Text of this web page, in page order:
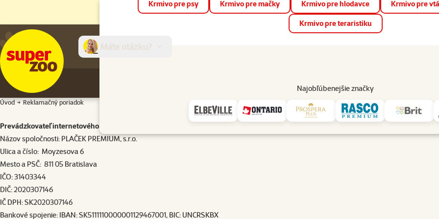
📱 Stiahnite si novú aplikáciu Super zoo.Viac informácií
Krmivo pre psy Krmivo pre mačky Krmivo pre hlodavce Krmivo pre
Krmivo pre teraristiku
Najobľúbenejšie značky
Predajne Služby
Úvod Reklamačný poriadok
Reklamačný poriadok
Prevádzkovateľ internetového portálu
Názov spoločnosti: PLAČEK PREMIUM, s.r.o.
Ulica a číslo: Moyzesova 6
Mesto a PSČ: 811 05 Bratislava
IČO: 31403344
DIČ: 2020307146
IČ DPH: SK2020307146
Bankové spojenie: IBAN: SK5111110000001129467001, BIC: UNCRSKBX